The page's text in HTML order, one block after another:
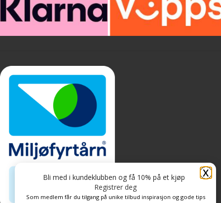
X
Bli med i kundeklubben og få 10% på et kjøp
Registrer deg
Som medlem får du tilgang på unike tilbud inspirasjon og gode tips